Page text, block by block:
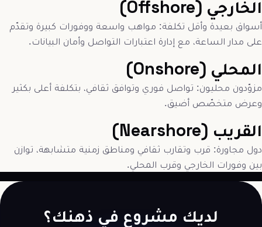
الخارجي (Offshore)
أسواق بعيدة وأقل تكلفة: مواهب واسعة ووفورات كبيرة وتقدّم
على مدار الساعة، مع إدارة اعتبارات التواصل وأمان البيانات.
المحلي (Onshore)
مزوّدون محليون: تواصل فوري وتوافق ثقافي، بتكلفة أعلى بكثير
وعرض متخصّص أضيق.
القريب (Nearshore)
دول مجاورة: قرب وتقارب ثقافي ومناطق زمنية متشابهة، توازن
بين وفورات الخارجي وقرب المحلي.
لديك مشروع في ذهنك؟